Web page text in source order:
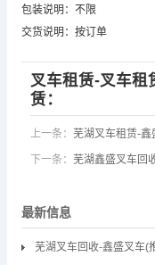
包装说明：不限
交货说明：按订单
叉车租赁-叉车租
赁：
上一条： 芜湖叉车租赁-鑫
下一条： 芜湖鑫盛叉车回
最新信息
芜湖叉车回收-鑫盛叉车(